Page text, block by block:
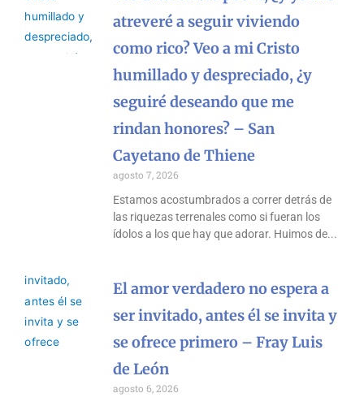
atreveré a seguir viviendo
como rico? Veo a mi Cristo
humillado y despreciado, ¿y
seguiré deseando que me
rindan honores? – San
Cayetano de Thiene
agosto 7, 2026
Estamos acostumbrados a correr detrás de
las riquezas terrenales como si fueran los
ídolos a los que hay que adorar. Huimos de
El amor verdadero no espera a
ser invitado, antes él se invita y
se ofrece primero – Fray Luis
de León
agosto 6, 2026